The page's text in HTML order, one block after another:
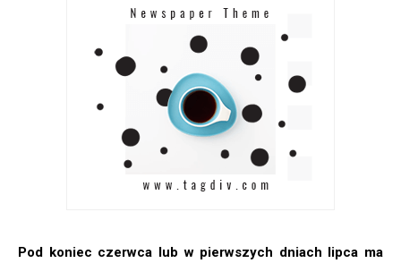
Pod koniec czerwca lub w pierwszych dniach lipca ma